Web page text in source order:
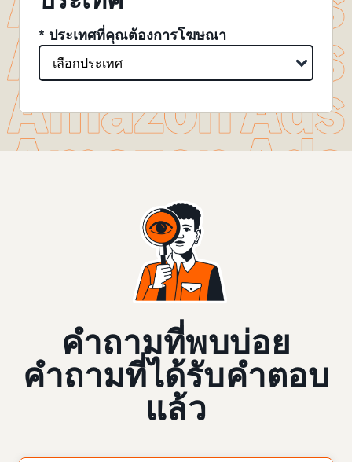
* ประเทศที่คุณต้องการโฆษณา
คำถามที่พบบ่อย
คำถามที่ได้รับคำตอบ
แล้ว